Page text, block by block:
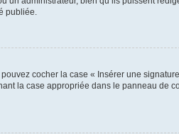
publiée.
cocher la case « Insérer une
la case appropriée dans le panneau de